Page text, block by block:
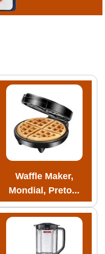
Waffle Maker,
Mondial, Preto...